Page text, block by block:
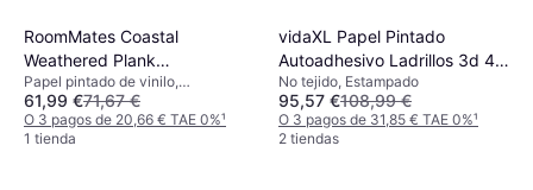
RoomMates Coastal
Weathered Plank
(RMK10840WP)
Papel pintado de vinilo,
Estampado
61,99 €71,67 €
O 3 pagos de 20,66 € TAE 0%¹
1 tienda
vidaXL Papel Pintado
Autoadhesivo Ladrillos 3d 40
Unidades Negro
No tejido, Estampado
95,57 €108,99 €
O 3 pagos de 31,85 € TAE 0%¹
2 tiendas